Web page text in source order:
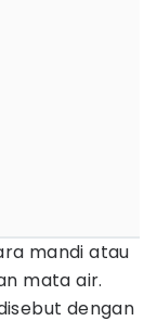
mandi atau
mata air.
dengan